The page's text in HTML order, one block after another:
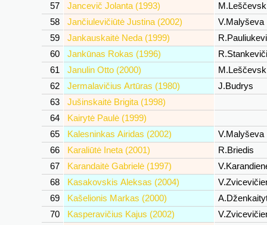
57
Jancevič Jolanta (1993)
58
Jančiulevičiūtė Justina (2002)
V.Malyševa
59
Jankauskaitė Neda (1999)
60
Jankūnas Rokas (1996)
61
Janulin Otto (2000)
62
Jermalavičius Artūras (1980)
J.Budrys
63
Jušinskaitė Brigita (1998)
64
Kairytė Paulė (1999)
65
Kalesninkas Airidas (2002)
V.Malyševa
66
Karaliūtė Ineta (2001)
R.Briedis
67
Karandaitė Gabrielė (1997)
68
Kasakovskis Aleksas (2004)
69
Kašelionis Markas (2000)
70
Kasperavičius Kajus (2002)